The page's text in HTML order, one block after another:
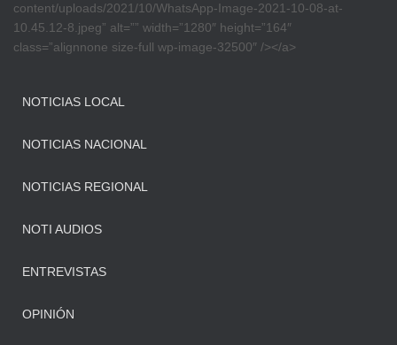
content/uploads/2021/10/WhatsApp-Image-2021-10-08-at-
10.45.12-8.jpeg” alt=”” width=”1280″ height=”164″
class=”alignnone size-full wp-image-32500″ /></a>
NOTICIAS LOCAL
NOTICIAS NACIONAL
NOTICIAS REGIONAL
NOTI AUDIOS
ENTREVISTAS
OPINIÓN